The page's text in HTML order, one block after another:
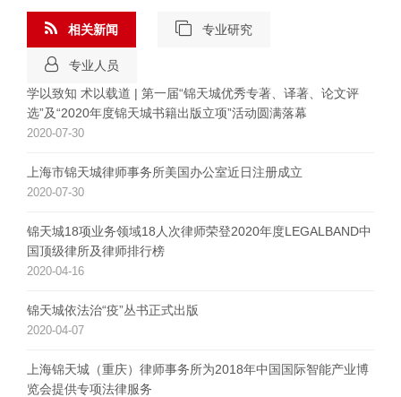
相关新闻
学以致知 术以载道 | 第一届“锦天城优秀专著、译著、论文评
选”及“2020年度锦天城书籍出版立项”活动圆满落幕
2020-07-30
上海市锦天城律师事务所美国办公室近日注册成立
2020-07-30
锦天城18项业务领域18人次律师荣登2020年度LEGALBAND中
国顶级律所及律师排行榜
2020-04-16
锦天城依法治“疫”丛书正式出版
2020-04-07
上海锦天城（重庆）律师事务所为2018年中国国际智能产业博
览会提供专项法律服务
专业研究
专业人员